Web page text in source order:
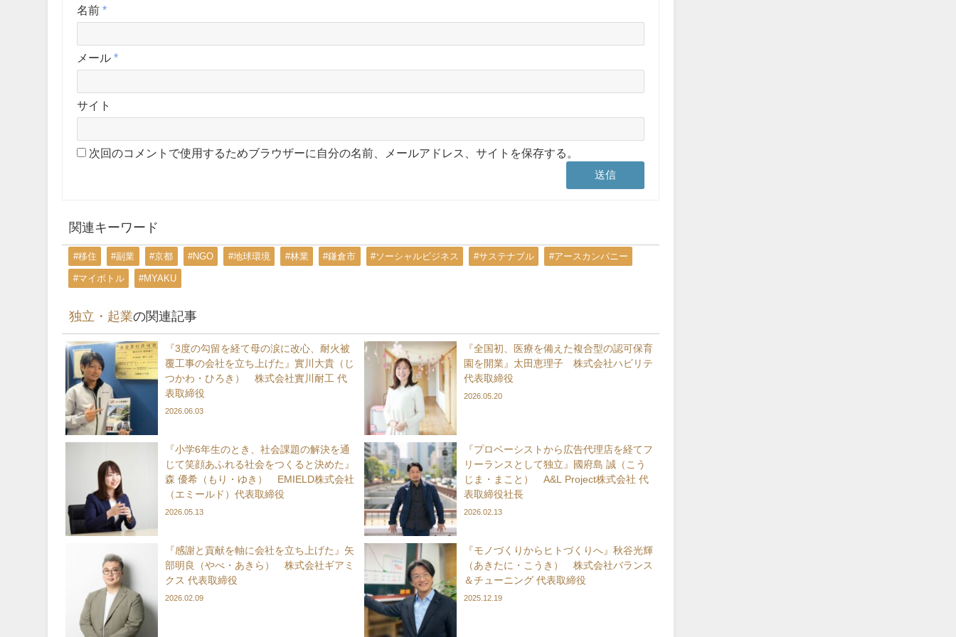
名前*
メール*
サイト
次回のコメントで使用するためブラウザーに自分の名前、メールアドレス、サイトを保存する。
関連キーワード
#移住 #副業 #京都 #NGO #地球環境 #林業 #鎌倉市 #ソーシャルビジネス #サステナブル #アースカンパニー
#マイボトル #MYAKU
独立・起業の関連記事
『3度の勾留を経て母の涙に改心、耐火被
覆工事の会社を立ち上げた』實川大貴（じ
つかわ・ひろき） 株式会社實川耐工 代
表取締役
2026.06.03
『全国初、医療を備えた複合型の認可保育
園を開業』太田恵理子 株式会社ハビリテ
代表取締役
2026.05.20
『小学6年生のとき、社会課題の解決を通
じて笑顔あふれる社会をつくると決めた』
森 優希（もり・ゆき） EMIELD株式会社
（エミールド）代表取締役
2026.05.13
『プロベーシストから広告代理店を経てフ
リーランスとして独立』國府島 誠（こう
じま・まこと） A&L Project株式会社 代
表取締役社長
2026.02.13
『感謝と貢献を軸に会社を立ち上げた』矢
部明良（やべ・あきら） 株式会社ギアミ
クス 代表取締役
2026.02.09
『モノづくりからヒトづくりへ』秋谷光輝
（あきたに・こうき） 株式会社バランス
＆チューニング 代表取締役
2025.12.19